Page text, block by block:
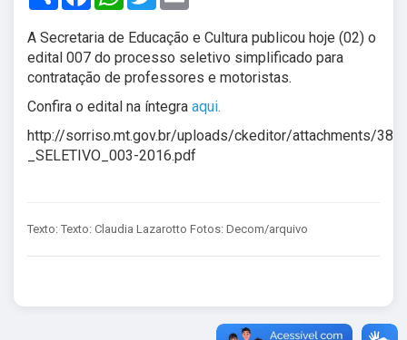
A Secretaria de Educação e Cultura publicou hoje (02) o
edital 007 do processo seletivo simplificado para
contratação de professores e motoristas.
Confira o edital na íntegra aqui.
http://sorriso.mt.gov.br/uploads/ckeditor/attachments/
_SELETIVO_003-2016.pdf
Texto: Texto: Claudia Lazarotto Fotos: Decom/arquivo